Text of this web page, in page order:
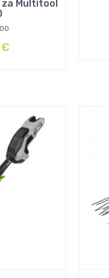
za Multitool
€